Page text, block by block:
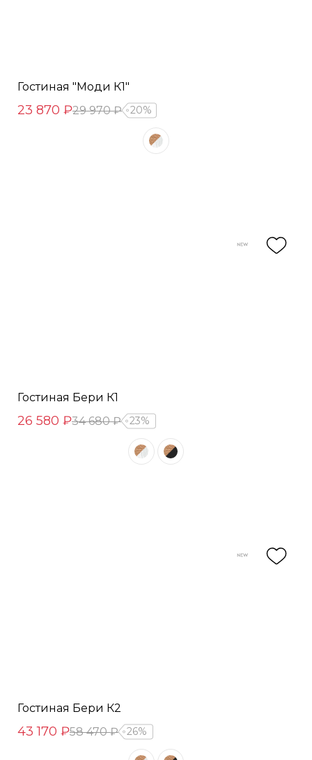
Гостиная "Моди К1"
23 870 ₽29 970 ₽ 20%
Гостиная Бери К1
26 580 ₽34 680 ₽ 23%
Гостиная Бери К2
43 170 ₽58 470 ₽ 26%